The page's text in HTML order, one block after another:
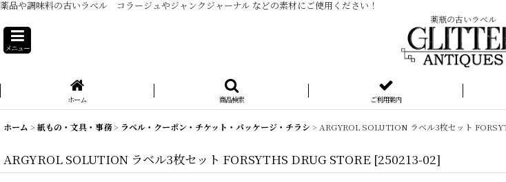
薬品や調味料の古いラベル コラージュやジャンクジャーナル などの素材にご使用ください！
薬瓶の古いラベル
メニュー
ホーム 商品検索 ご利用案内
ホーム > 紙もの・文具・事務> ラベル・クーポン・チケット・パッケージ・チラシ > ARGYROL SOLUTION ラベル3枚セット
ARGYROL SOLUTION ラベル3枚セット FORSYTHS DRUG STORE [250213-02]